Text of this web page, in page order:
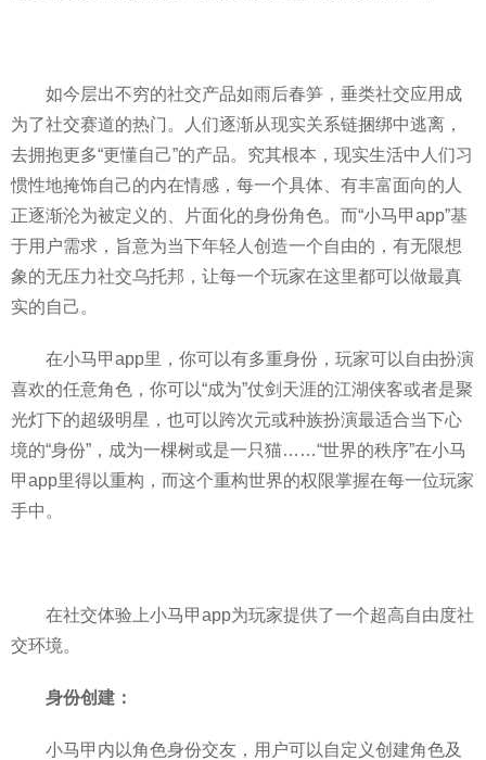
如今层出不穷的社交产品如雨后春笋，垂类社交应用成
为了社交赛道的热门。人们逐渐从现实关系链捆绑中逃离，
去拥抱更多“更懂自己”的产品。究其根本，现实生活中人们习
惯性地掩饰自己的内在情感，每一个具体、有丰富面向的人
正逐渐沦为被定义的、片面化的身份角色。而“小马甲app”基
于用户需求，旨意为当下年轻人创造一个自由的，有无限想
象的无压力社交乌托邦，让每一个玩家在这里都可以做最真
实的自己。
在小马甲app里，你可以有多重身份，玩家可以自由扮演
喜欢的任意角色，你可以“成为”仗剑天涯的江湖侠客或者是聚
光灯下的超级明星，也可以跨次元或种族扮演最适合当下心
境的“身份”，成为一棵树或是一只猫……“世界的秩序”在小马
甲app里得以重构，而这个重构世界的权限掌握在每一位玩家
手中。
在社交体验上小马甲app为玩家提供了一个超高自由度社
交环境。
身份创建：
小马甲内以角色身份交友，用户可以自定义创建角色及